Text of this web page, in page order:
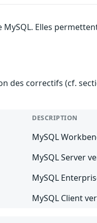
Elles
des correctifs (cf.
DESCRIPTION
MySQL
MySQL Server
MySQL
MySQL Client